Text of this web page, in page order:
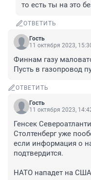
то есть ты на это
ОТВЕТИТЬ
Гость
11 октября 2023,
Финнам газу
Пусть в газопровод
ОТВЕТИТЬ
Гость
11 октября 2023,
Генсек
Столтенберг уже
если информация о
подтвердится.
НАТО нападет на